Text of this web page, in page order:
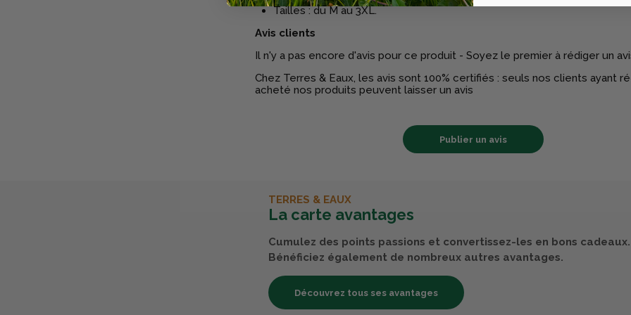
Tailles : du M au 3XL.
Avis clients
Il n'y a pas encore d'avis pour ce produit - Soyez le premier à rédiger un
Chez Terres & Eaux, les avis sont 100% certifiés : seuls nos clients ayant
acheté nos produits peuvent laisser un avis
Publier un avis
TERRES & EAUX
La carte avantages
Cumulez des points passions et convertissez-les en bons cadeaux.
Bénéficiez également de nombreux autres avantages.
Découvrez tous ses avantages